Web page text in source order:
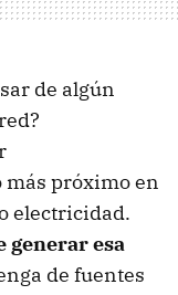
de algún
más próximo en
electricidad.
generar esa
de fuentes